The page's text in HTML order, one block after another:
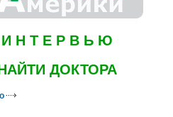
И Н Т Е Р В Ь Ю
ДОКТОРА